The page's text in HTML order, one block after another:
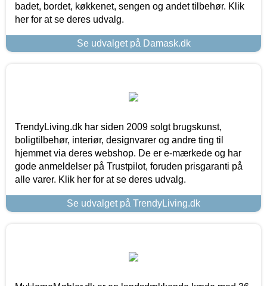
badet, bordet, køkkenet, sengen og andet tilbehør. Klik
her for at se deres udvalg.
Se udvalget på Damask.dk
TrendyLiving.dk har siden 2009 solgt brugskunst,
boligtilbehør, interiør, designvarer og andre ting til
hjemmet via deres webshop. De er e-mærkede og har
gode anmeldelser på Trustpilot, foruden prisgaranti på
alle varer. Klik her for at se deres udvalg.
Se udvalget på TrendyLiving.dk